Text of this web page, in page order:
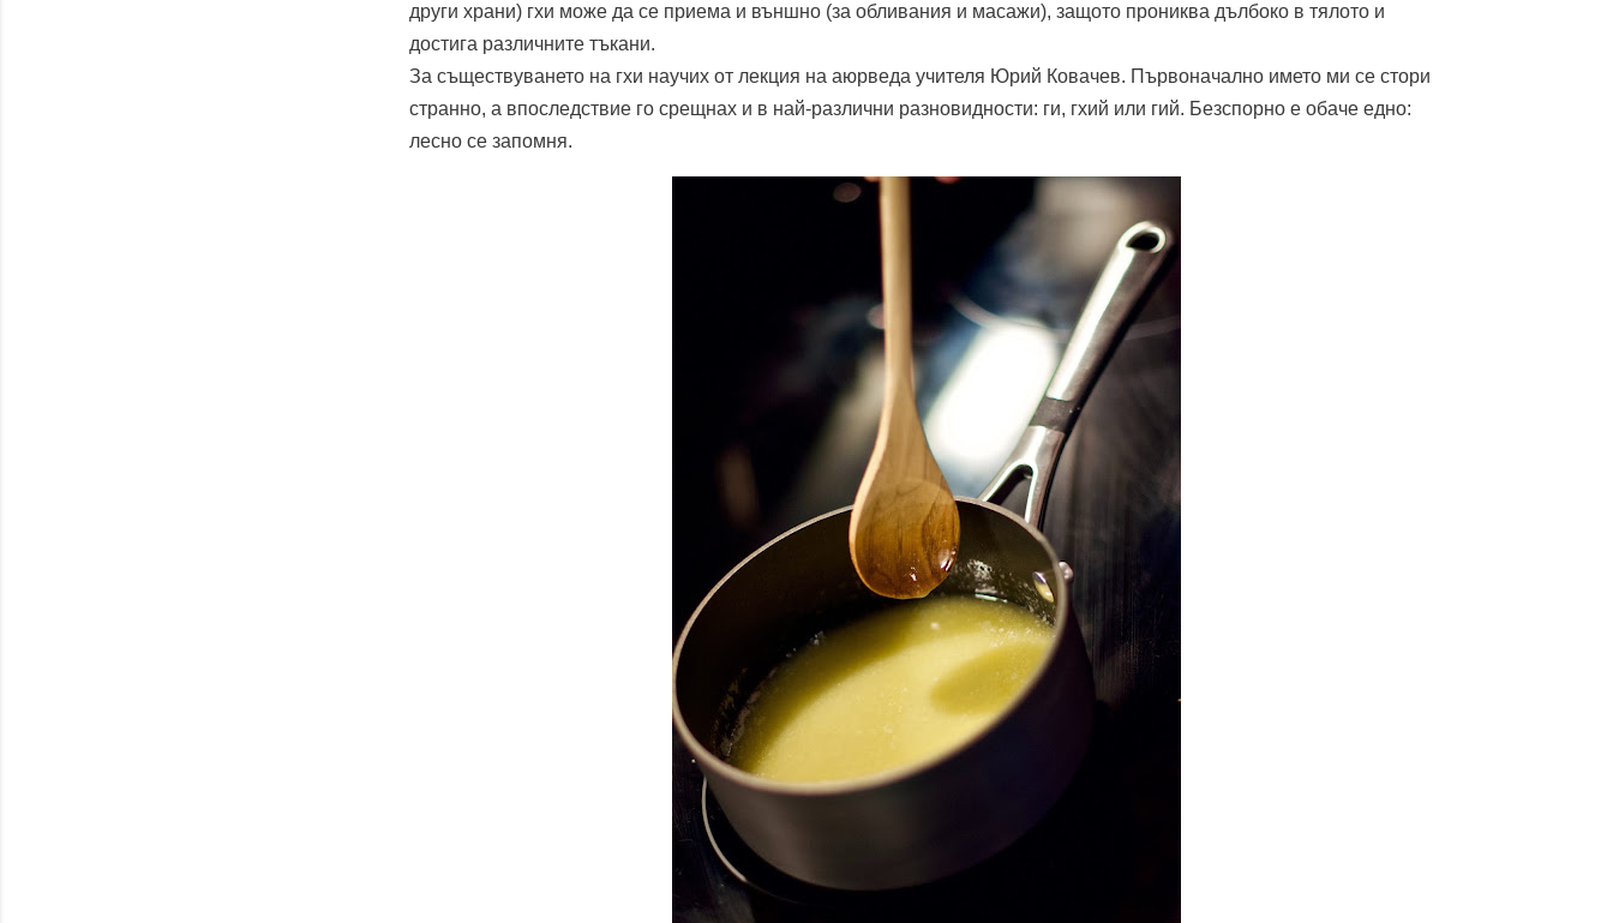
други храни) гхи може да се приема и външно (за обливания и масажи), защото прониква дълбоко в тялото и
достига различните тъкани.
За съществуването на гхи научих от лекция на аюрведа учителя Юрий Ковачев. Първоначално името ми се стори
странно, а впоследствие го срещнах и в най-различни разновидности: ги, гхий или гий. Безспорно е обаче едно:
лесно се запомня.